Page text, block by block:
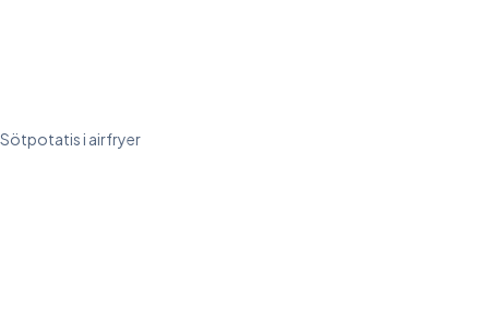
Sötpotatis i airfryer